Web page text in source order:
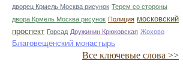
дворец Крмель Москва рисунок Терем со стороны
двора Крмель Москва рисунок Полиция московский
проспект Горсад Дружинин Крюковская Жохово
Благовещенский монастырь
Все ключевые слова >>